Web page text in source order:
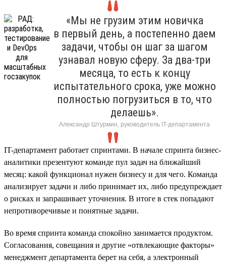
«Мы не грузим этим новичка
в первый день, а постепенно даем
задачи, чтобы он шаг за шагом
узнавал новую сферу. За два-три
месяца, то есть к концу
испытательного срока, уже можно
полностью погрузиться в то, что
делаешь».
Александр Штурмин, руководитель IT-департамента
IT-департамент работает спринтами. В начале спринта бизнес-
аналитики презентуют команде пул задач на ближайший
месяц: какой функционал нужен бизнесу и для чего. Команда
анализирует задачи и либо принимает их, либо предупреждает
о рисках и запрашивает уточнения. В итоге в стек попадают
непротиворечивые и понятные задачи.
Во время спринта команда спокойно занимается продуктом.
Согласования, совещания и другие «отвлекающие факторы»
менеджмент департамента берет на себя, а электронный